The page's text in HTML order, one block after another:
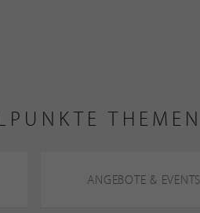
THEMEN
ANGEBOTE & EVENTS